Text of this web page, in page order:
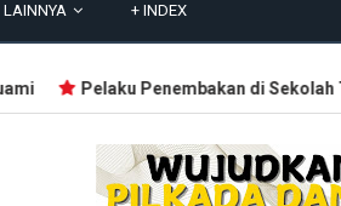
LAINNYA + INDEX
Pelaku Penembakan di Sekolah